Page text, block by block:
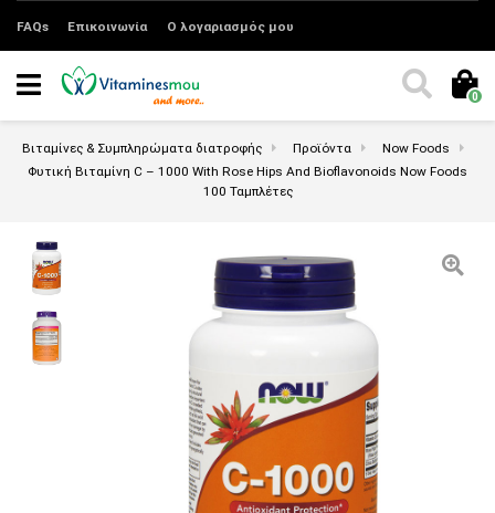
FAQs Επικοινωνία Ο λογαριασμός μου
0
Βιταμίνες & Συμπληρώματα διατροφής Προϊόντα
Now Foods
Φυτική Βιταμίνη C – 1000 With Rose Hips And Bioflavonoids Now Foods
100 Ταμπλέτες